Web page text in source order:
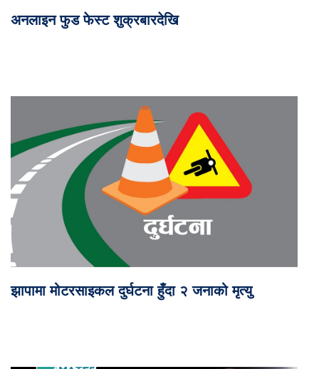
अनलाइन फुड फेस्ट शुक्रबारदेखि
झापामा मोटरसाइकल दुर्घटना हुँदा २ जनाको मृत्यु